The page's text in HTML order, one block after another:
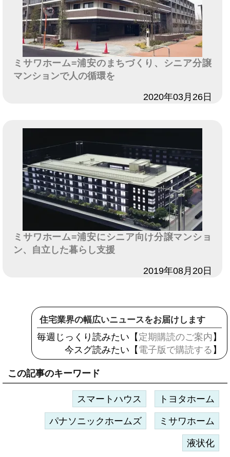
ミサワホーム=浦安のまちづくり、シニア分譲
マンションで人の循環を
2020年03月26日
ミサワホーム=浦安にシニア向け分譲マンショ
ン、自立した暮らし支援
2019年08月20日
住宅業界の幅広いニュースをお届けします
毎週じっくり読みたい【 定期購読のご案内 】
今スグ読みたい【 電子版で購読する 】
この記事のキーワード
スマートハウス トヨタホーム
パナソニックホームズ ミサワホーム
液状化